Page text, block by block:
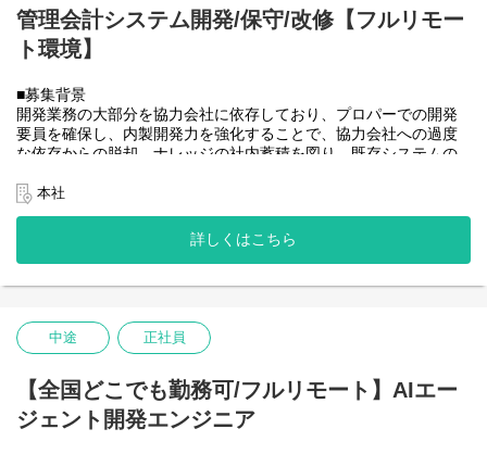
管理会計システム開発/保守/改修【フルリモー
ト環境】
■募集背景
開発業務の大部分を協力会社に依存しており、プロパーでの開発
要員を確保し、内製開発力を強化することで、協力会社への過度
な依存からの脱却、ナレッジの社内蓄積を図り、既存システムの
応できるチームへと成長させていきたい。
■業務内容
大和ハウスグループ全体のITを推進する当社にて、グループ会社
(大和ハウス含)の社内システム開発、改修に携わって頂きます。
・HTML5 アプリケーション（JavaScript / jQuery / Vue.js）を用い
・CAP（Cloud Application Programming Model / Node.js）および
OData を用いたデータアクセス・バックエンド開発・保守
・SAP HANA SQL / Calculation View / Procedure によるデータモ
デリング・DB開発
本社
詳しくはこちら
中途 正社員
【全国どこでも勤務可/フルリモート】AIエー
ジェント開発エンジニア